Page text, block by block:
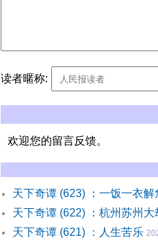
读者暱称:
欢迎您的留言反馈。
天下奇谭 (623) ：一饭一衣
天下奇谭 (622) ：杭州苏州
天下奇谭 (621) ：人生苦乐